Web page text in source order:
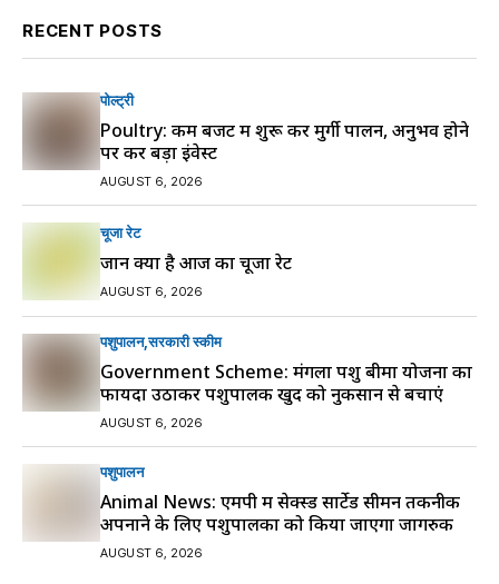
RECENT POSTS
पोल्ट्री
Poultry: कम बजट में शुरू करें मुर्गी पालन, अनुभव होने
पर करें बड़ा इंवेस्ट
AUGUST 6, 2026
चूजा रेट
जानें क्या है आज का चूजा रेट
AUGUST 6, 2026
पशुपालन सरकारी स्की‍म
Government Scheme: मंगला पशु बीमा योजना का
फायदा उठाकर पशुपालक खुद को नुकसान से बचाएं
AUGUST 6, 2026
पशुपालन
Animal News: एमपी में सेक्स्ड सार्टेड सीमन तकनीक
अपनाने के लिए पशुपालकों को किया जाएगा जागरुक
AUGUST 6, 2026